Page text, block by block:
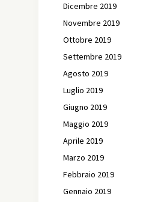
Dicembre 2019
Novembre 2019
Ottobre 2019
Settembre 2019
Agosto 2019
Luglio 2019
Giugno 2019
Maggio 2019
Aprile 2019
Marzo 2019
Febbraio 2019
Gennaio 2019